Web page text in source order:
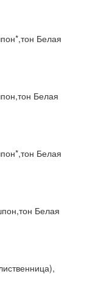
Белая
Белая
Белая
Белая